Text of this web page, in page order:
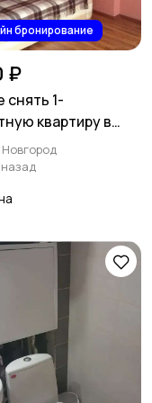
бронирование
₽
снять 1-
квартиру в
на часы, сутки,
Сдам